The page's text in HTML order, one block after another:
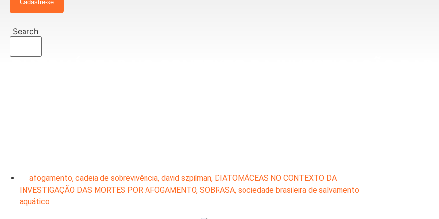
Cadastre-se
Search
afogamento, cadeia de sobrevivência, david szpilman, DIATOMÁCEAS NO CONTEXTO DA
INVESTIGAÇÃO DAS MORTES POR AFOGAMENTO, SOBRASA, sociedade brasileira de salvamento
aquático